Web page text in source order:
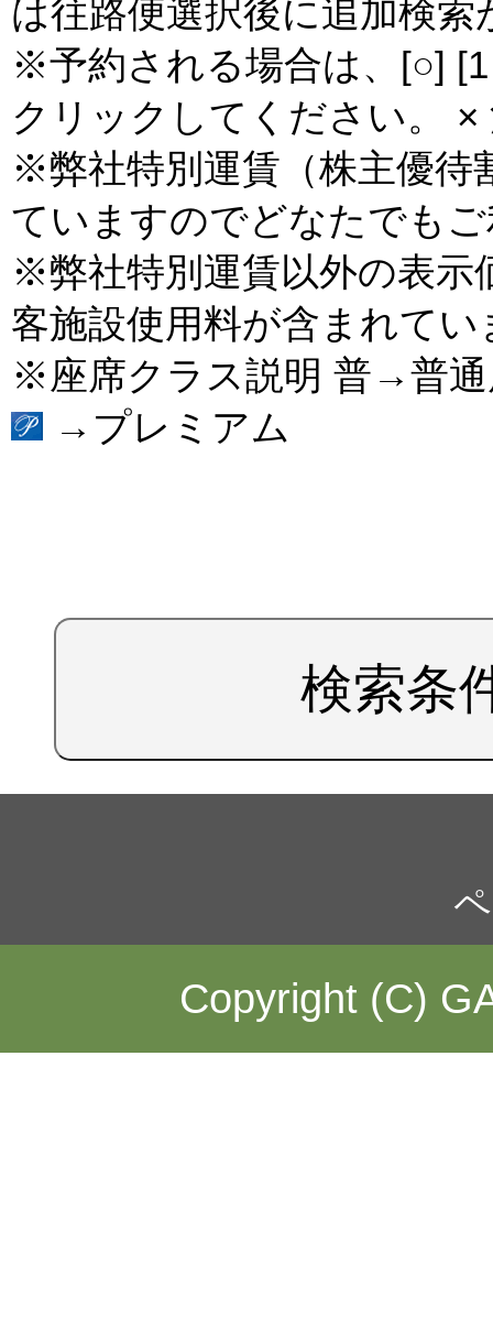
は往路便選択後に追加検索
※予約される場合は、[○]
クリックしてください。
※弊社特別運賃（株主優待
ていますのでどなたでも
※弊社特別運賃以外の表示
客施設使用料が含まれてい
※座席クラス説明 普→普
→プレミアム
検索条
Copyright (C)